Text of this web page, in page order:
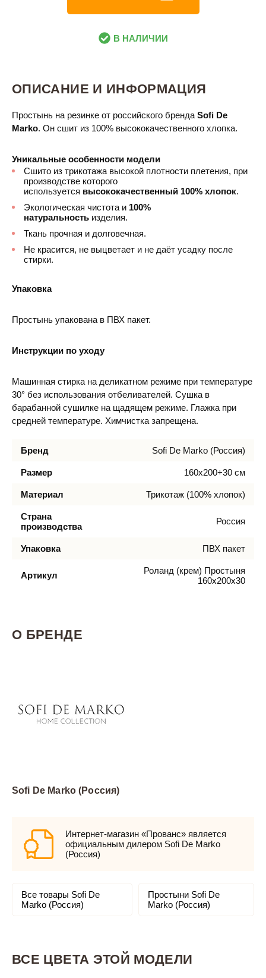
В НАЛИЧИИ
ОПИСАНИЕ И ИНФОРМАЦИЯ
Простынь на резинке от российского бренда Sofi De
Marko. Он сшит из 100% высококачественного хлопка.
Уникальные особенности модели
Сшито из трикотажа высокой плотности плетения, при
производстве которого
используется высококачественный 100% хлопок.
Экологическая чистота и 100%
натуральность изделия.
Ткань прочная и долговечная.
Не красится, не выцветает и не даёт усадку после
стирки.
Упаковка
Простынь упакована в ПВХ пакет.
Инструкции по уходу
Машинная стирка на деликатном режиме при температуре
30° без использования отбеливателей. Сушка в
барабанной сушилке на щадящем режиме. Глажка при
средней температуре. Химчистка запрещена.
Бренд Sofi De Marko (Россия)
Размер 160х200+30 см
Материал Трикотаж (100% хлопок)
Страна
производства
Россия
Упаковка ПВХ пакет
Артикул
Роланд (крем) Простыня
160х200х30
О БРЕНДЕ
Sofi De Marko (Россия)
Интернет-магазин «Прованс» является
официальным дилером Sofi De Marko
(Россия)
Все товары Sofi De
Marko (Россия)
Простыни Sofi De
Marko (Россия)
ВСЕ ЦВЕТА ЭТОЙ МОДЕЛИ